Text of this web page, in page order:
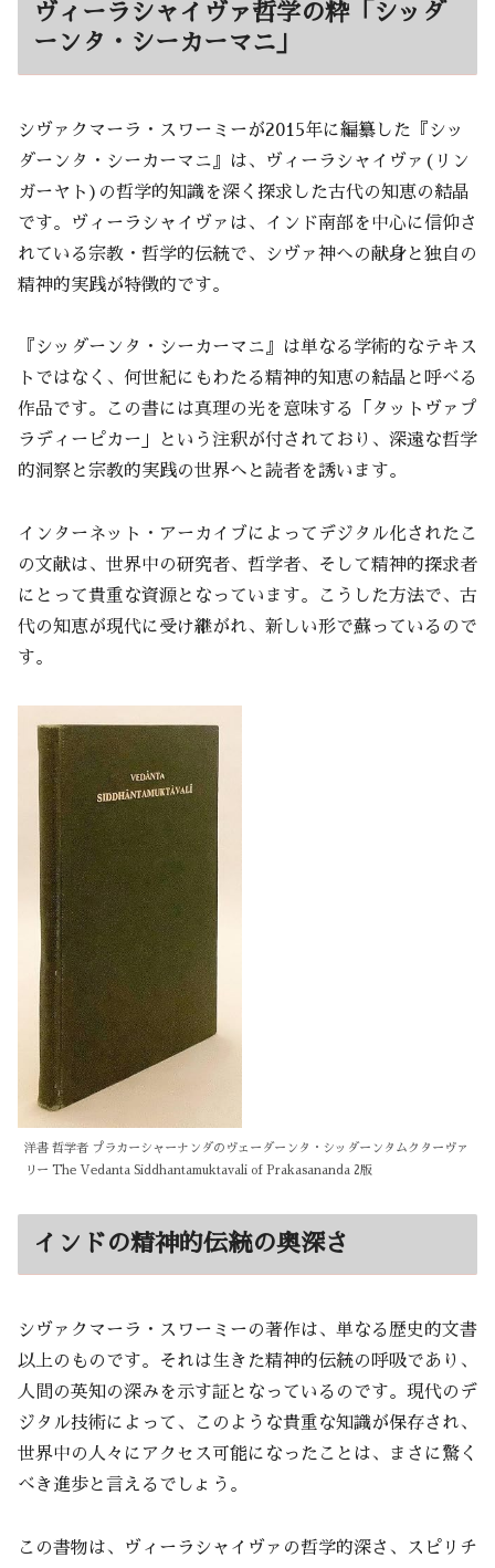
ヴィーラシャイヴァ哲学の粋「シッダ
ーンタ・シーカーマニ」
シヴァクマーラ・スワーミーが2015年に編纂した『シッ
ダーンタ・シーカーマニ』は、ヴィーラシャイヴァ(リン
ガーヤト)の哲学的知識を深く探求した古代の知恵の結晶
です。ヴィーラシャイヴァは、インド南部を中心に信仰さ
れている宗教・哲学的伝統で、シヴァ神への献身と独自の
精神的実践が特徴的です。
『シッダーンタ・シーカーマニ』は単なる学術的なテキス
トではなく、何世紀にもわたる精神的知恵の結晶と呼べる
作品です。この書には真理の光を意味する「タットヴァプ
ラディーピカー」という注釈が付されており、深遠な哲学
的洞察と宗教的実践の世界へと読者を誘います。
インターネット・アーカイブによってデジタル化されたこ
の文献は、世界中の研究者、哲学者、そして精神的探求者
にとって貴重な資源となっています。こうした方法で、古
代の知恵が現代に受け継がれ、新しい形で蘇っているので
す。
洋書 哲学者 プラカーシャーナンダのヴェーダーンタ・シッダーンタムクターヴァ
リー The Vedanta Siddhantamuktavali of Prakasananda 2版
インドの精神的伝統の奥深さ
シヴァクマーラ・スワーミーの著作は、単なる歴史的文書
以上のものです。それは生きた精神的伝統の呼吸であり、
人間の英知の深みを示す証となっているのです。現代のデ
ジタル技術によって、このような貴重な知識が保存され、
世界中の人々にアクセス可能になったことは、まさに驚く
べき進歩と言えるでしょう。
この書物は、ヴィーラシャイヴァの哲学的深さ、スピリチ